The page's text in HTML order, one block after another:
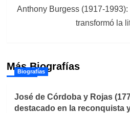
Anthony Burgess (1917-
transformó la
Más Biografías
Biografías
José de Córdoba y Rojas
destacado en la reconquista